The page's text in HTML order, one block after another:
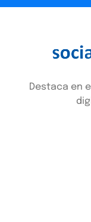
Destaca en